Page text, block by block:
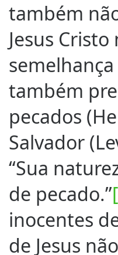
também
Jesus
também
pecados
Salvador
“Sua
de pecado.”
inocentes
de Jesus